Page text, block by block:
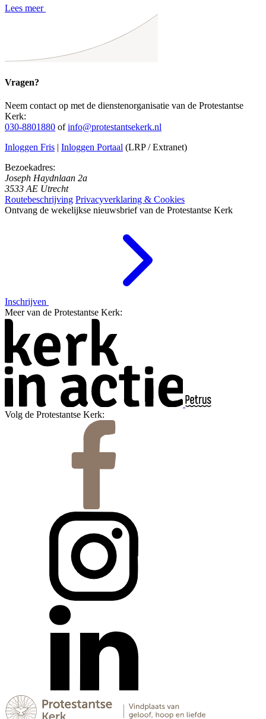
Lees meer
Vragen?
Neem contact op met de dienstenorganisatie van de Protestantse
Kerk:
030-8801880 ofinfo@protestantsekerk.nl
Inloggen Fris | Inloggen Portaal (LRP / Extranet)
Bezoekadres:
Joseph Haydnlaan 2a
3533 AE Utrecht
Routebeschrijving Privacyverklaring & Cookies
Ontvang de wekelijkse nieuwsbrief van de Protestantse Kerk
Inschrijven
Meer van de Protestantse Kerk:
Volg de Protestantse Kerk: